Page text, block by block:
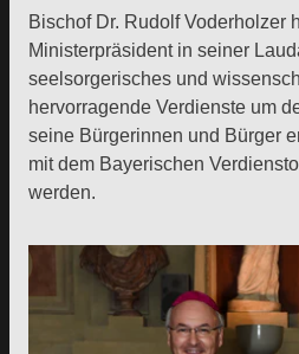
Bischof Dr. Rudolf Voderholzer
Ministerpräsident in seiner
seelsorgerisches und
hervorragende Verdienste um
seine Bürgerinnen und Bürger
mit dem Bayerischen
werden.